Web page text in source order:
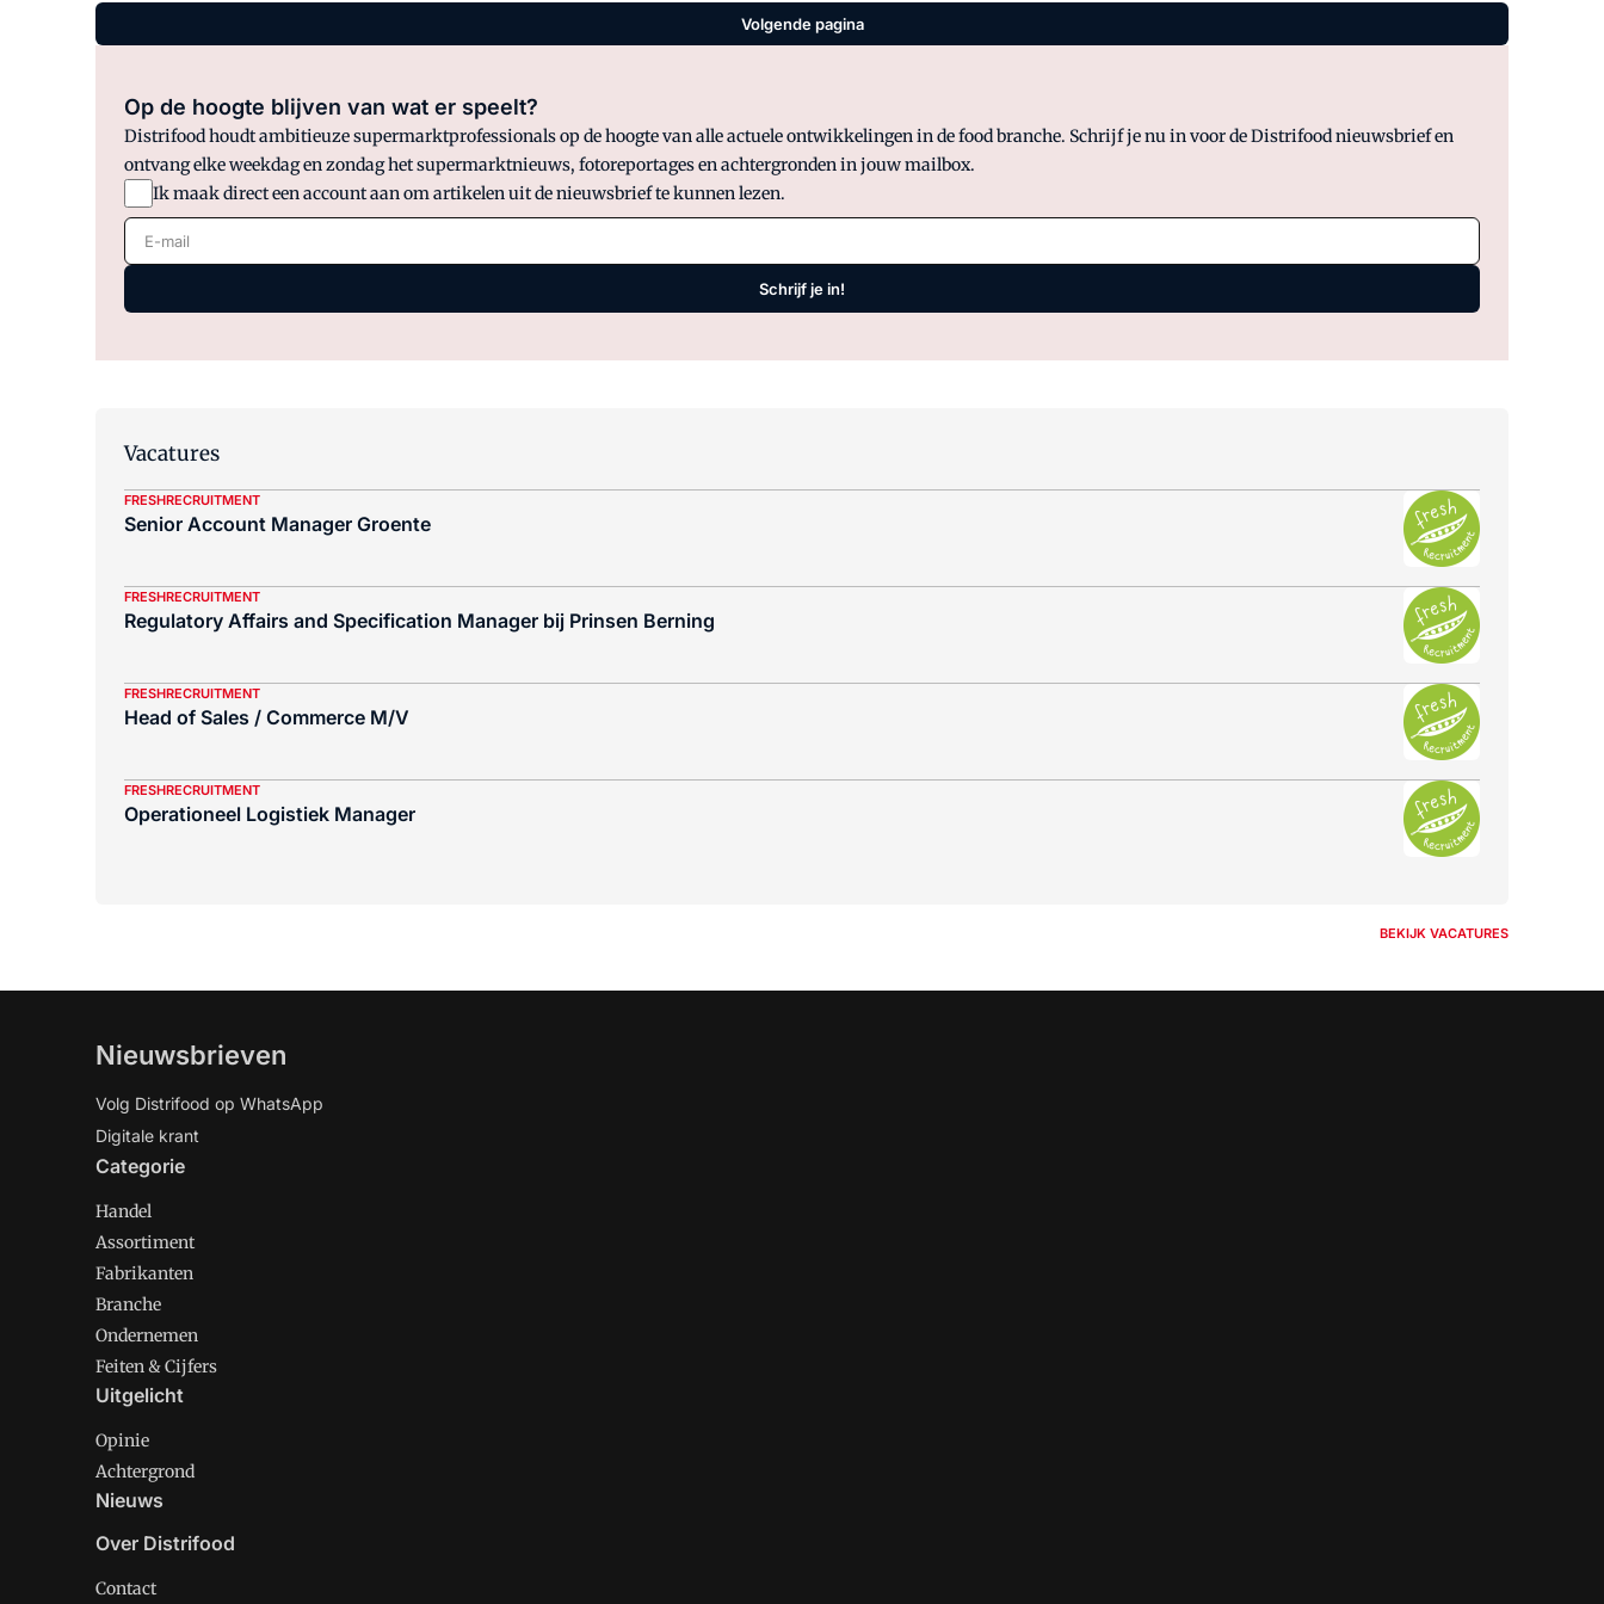
Volgende pagina
Op de hoogte blijven van wat er speelt?
Distrifood houdt ambitieuze supermarktprofessionals op de hoogte van alle actuele ontwikkelingen in de food branche. Schrijf je nu in voor de Distrifood nieuwsbrief en
ontvang elke weekdag en zondag het supermarktnieuws, fotoreportages en achtergronden in jouw mailbox.
Ik maak direct een account aan om artikelen uit de nieuwsbrief te kunnen lezen.
E-mail
Schrijf je in!
Vacatures
FRESHRECRUITMENT
Senior Account Manager Groente
FRESHRECRUITMENT
Regulatory Affairs and Specification Manager bij Prinsen Berning
FRESHRECRUITMENT
Head of Sales / Commerce M/V
FRESHRECRUITMENT
Operationeel Logistiek Manager
BEKIJK VACATURES
Nieuwsbrieven
Volg Distrifood op WhatsApp
Digitale krant
Categorie
Handel
Assortiment
Fabrikanten
Branche
Ondernemen
Feiten & Cijfers
Uitgelicht
Opinie
Achtergrond
Nieuws
Over Distrifood
Contact